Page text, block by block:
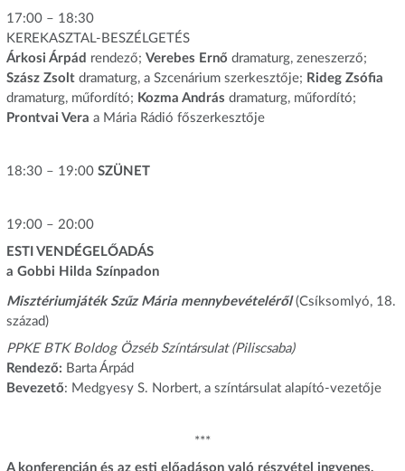
17:00 – 18:30
KEREKASZTAL-BESZÉLGETÉS
Árkosi Árpád rendező; Verebes Ernő dramaturg, zeneszerző;
Szász Zsoltdramaturg, a Szcenárium szerkesztője; Rideg Zsófia
dramaturg, műfordító; Kozma András dramaturg, műfordító;
Prontvai Vera a Mária Rádió főszerkesztője
18:30 – 19:00 SZÜNET
19:00 – 20:00
ESTI VENDÉGELŐADÁS
a Gobbi Hilda Színpadon
Misztériumjáték Szűz Mária mennybevételéről(Csíksomlyó, 18.
század)
PPKE BTK Boldog Özséb Színtársulat (Piliscsaba)
Rendező: Barta Árpád
Bevezető: Medgyesy S. Norbert, a színtársulat alapító-vezetője
***
A konferencián és az esti előadáson való részvétel ingyenes,